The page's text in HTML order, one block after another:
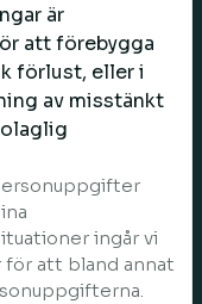
är
att förebygga
förlust, eller i
av misstänkt
ingår vi
att bland annat